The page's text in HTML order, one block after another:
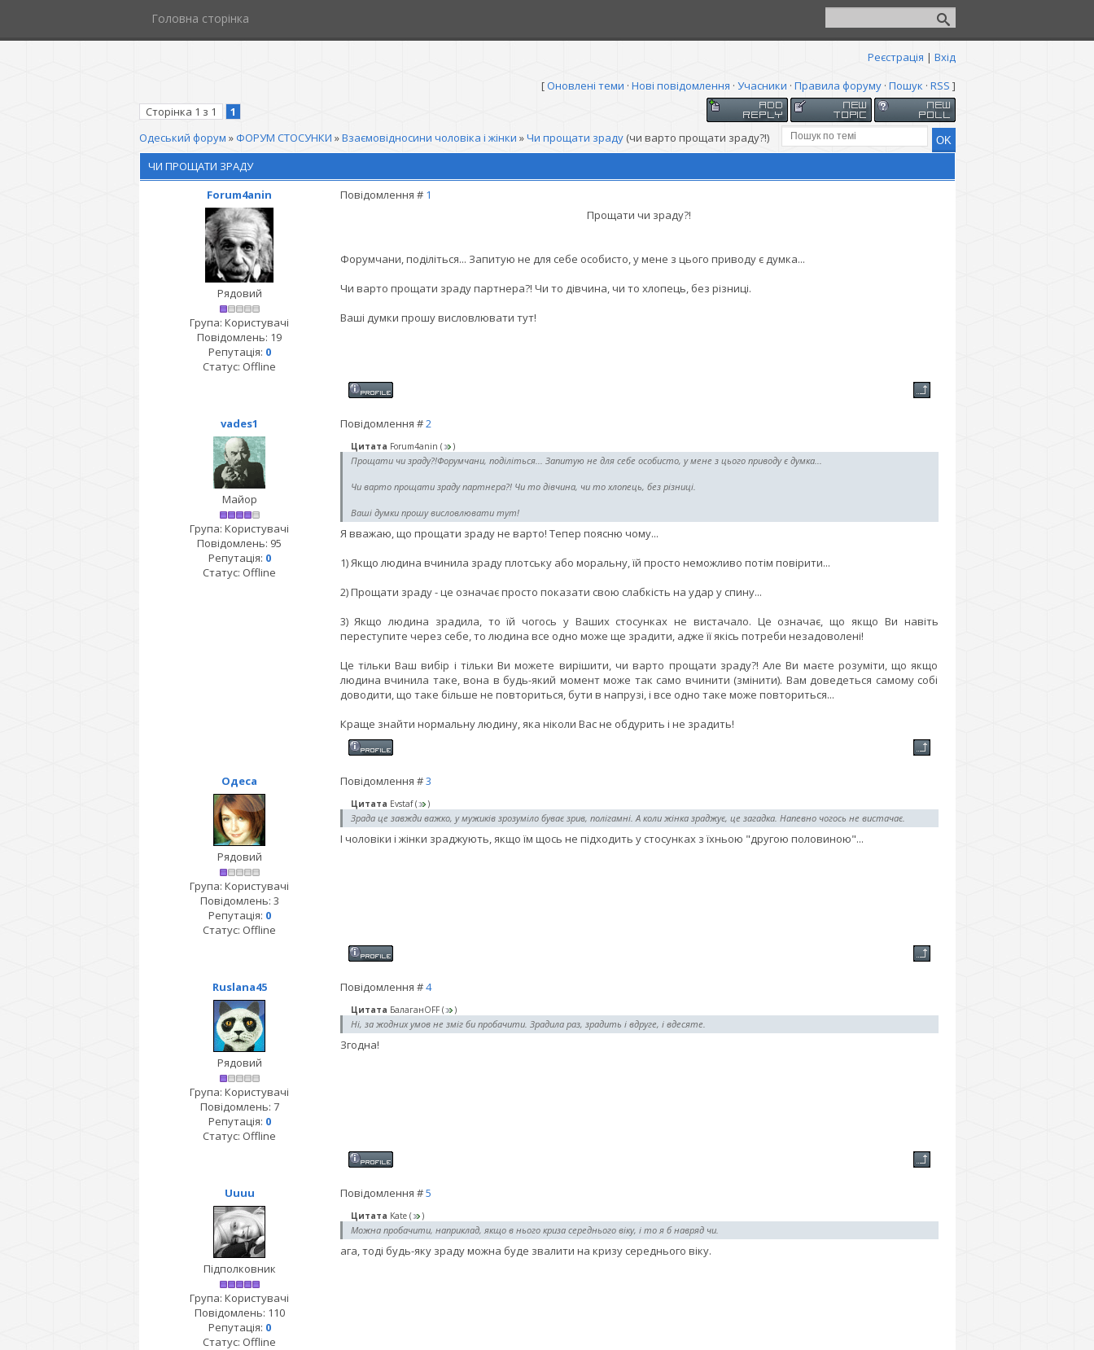
Головна сторінка
Реєстрація | Вхід
[Оновлені теми · Нові повідомлення · Учасники · Правила форуму· Пошук · RSS ]
Сторінка 1 з 1
1
Одеський форум » ФОРУМ СТОСУНКИ »Взаємовідносини чоловіка і жінки »Чи прощати зраду (чи варто прощати зраду?!)
ЧИ ПРОЩАТИ ЗРАДУ
Forum4anin
Повідомлення # 1
Рядовий
Група: Користувачі
Повідомлень: 19
Репутація: 0
Статус: Offline
Прощати чи зраду?!
Форумчани, поділіться... Запитую не для себе особисто, у мене з цього приводу є думка...
Чи варто прощати зраду партнера?! Чи то дівчина, чи то хлопець, без різниці.
Ваші думки прошу висловлювати тут!
vades1 Повідомлення #2
Майор
Група: Користувачі
Повідомлень: 95
Репутація: 0
Статус: Offline
Цитата Forum4anin ( )
Прощати чи зраду?!Форумчани, поділіться... Запитую не для себе особисто, у мене з цього приводу є думка...
Чи варто прощати зраду партнера?! Чи то дівчина, чи то хлопець, без різниці.
Ваші думки прошу висловлювати тут!
Я вважаю, що прощати зраду не варто! Тепер поясню чому...
1) Якщо людина вчинила зраду плотську або моральну, їй просто неможливо потім повірити...
2) Прощати зраду - це означає просто показати свою слабкість на удар у спину...
3) Якщо людина зрадила, то їй чогось у Ваших стосунках не вистачало. Це означає, що якщо Ви навіть
переступите через себе, то людина все одно може ще зрадити, адже її якісь потреби незадоволені!
Це тільки Ваш вибір і тільки Ви можете вирішити, чи варто прощати зраду?! Але Ви маєте розуміти, що якщо
людина вчинила таке, вона в будь-який момент може так само вчинити (змінити). Вам доведеться самому собі
доводити, що таке більше не повториться, бути в напрузі, і все одно таке може повториться...
Краще знайти нормальну людину, яка ніколи Вас не обдурить і не зрадить!
Одеса Повідомлення #3
Рядовий
Група: Користувачі
Повідомлень: 3
Репутація: 0
Статус: Offline
Цитата Evstaf( )
Зрада це завжди важко, у мужиків зрозуміло буває зрив, полігамні. А коли жінка зраджує, це загадка. Напевно чогось не вистачає.
І чоловіки і жінки зраджують, якщо їм щось не підходить у стосунках з їхньою "другою половиною"...
Ruslana45 Повідомлення #4
Рядовий
Група: Користувачі
Повідомлень: 7
Репутація: 0
Статус: Offline
Цитата БалаганOFF( )
Ні, за жодних умов не зміг би пробачити. Зрадила раз, зрадить і вдруге, і вдесяте.
Згодна!
Uuuu Повідомлення #5
Підполковник
Група: Користувачі
Повідомлень: 110
Репутація: 0
Статус: Offline
Цитата Kate( )
Можна пробачити, наприклад, якщо в нього криза середнього віку, і то я б навряд чи.
ага, тоді будь-яку зраду можна буде звалити на кризу середнього віку.